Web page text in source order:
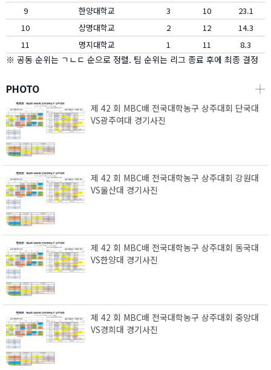
9
한양대학교 3 10
23.1
10
상명대학교 2 12
14.3
11
명지대학교 1 11 8.3
※ 공동 순위는 ㄱㄴㄷ 순으로 정렬. 팀 순위는 리그 종료 후에 최종 결정
PHOTO ┼
제 42 회 MBC배 전국대학농구 상주대회 단국대
VS광주여대 경기사진
제 42 회 MBC배 전국대학농구 상주대회 강원대
VS울산대 경기사진
제 42 회 MBC배 전국대학농구 상주대회 동국대
VS한양대 경기사진
제 42 회 MBC배 전국대학농구 상주대회 중앙대
VS경희대 경기사진